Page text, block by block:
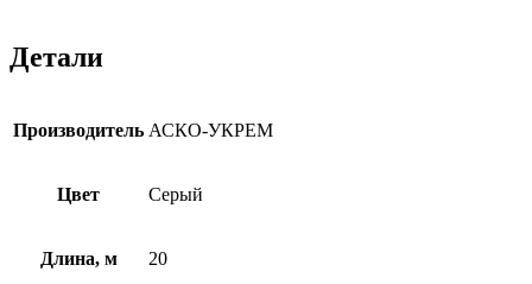
Детали
Производитель АСКО-УКРЕМ
Цвет Серый
Длина, м 20